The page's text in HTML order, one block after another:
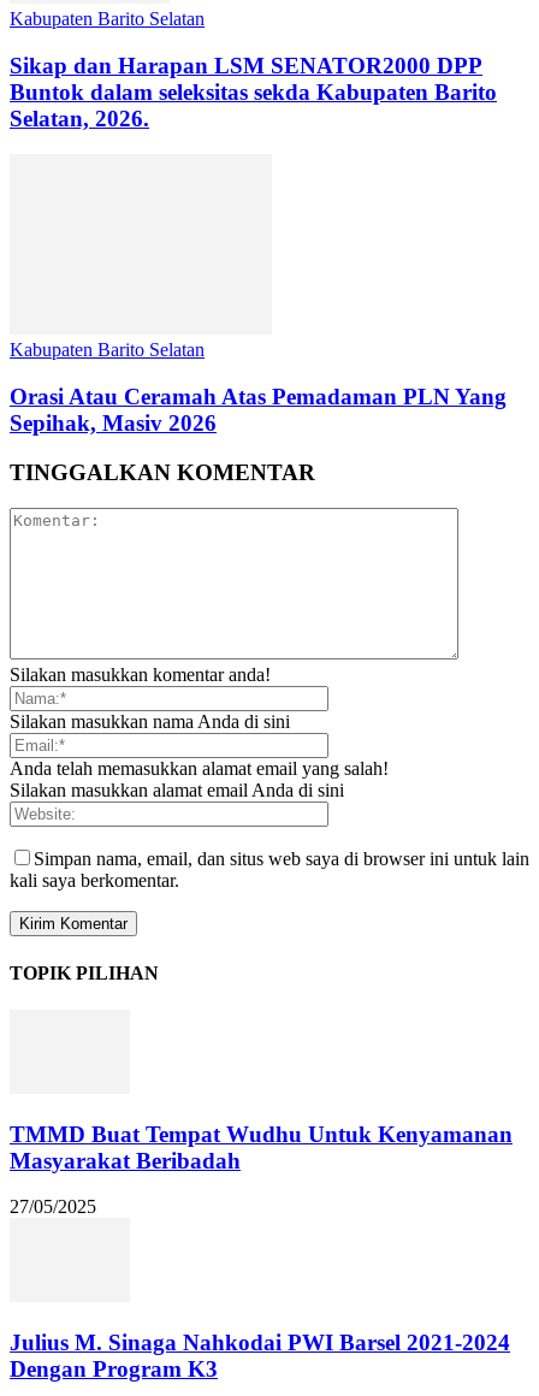
Kabupaten Barito Selatan
Sikap dan Harapan LSM SENATOR2000 DPP
Buntok dalam seleksitas sekda Kabupaten Barito
Selatan, 2026.
Kabupaten Barito Selatan
Orasi Atau Ceramah Atas Pemadaman PLN Yang
Sepihak, Masiv 2026
TINGGALKAN KOMENTAR
Silakan masukkan komentar anda!
Silakan masukkan nama Anda di sini
Anda telah memasukkan alamat email yang salah!
Silakan masukkan alamat email Anda di sini
Simpan nama, email, dan situs web saya di browser ini untuk lain
kali saya berkomentar.
TOPIK PILIHAN
TMMD Buat Tempat Wudhu Untuk Kenyamanan
Masyarakat Beribadah
27/05/2025
Julius M. Sinaga Nahkodai PWI Barsel 2021-2024
Dengan Program K3